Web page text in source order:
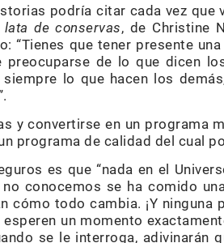
podría citar cada vez que
de conservas, de Christine
“Tienes que tener presente
preocuparse de lo que dicen
lo que hacen los
y convertirse en un programa
programa de calidad del cual
es que “nada en el
conocemos se ha comido
cómo todo cambia. ¡Y
un momento
se le interroga, adivinarán